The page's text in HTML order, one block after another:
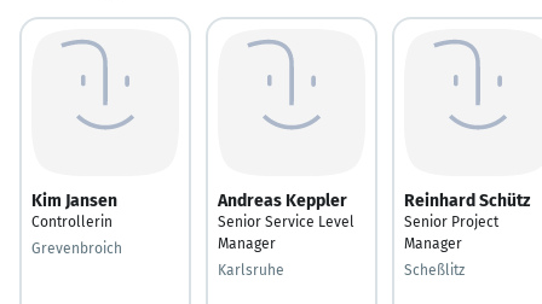
Kim Jansen
Controllerin
Grevenbroich
Andreas Keppler
Senior Service Level
Manager
Karlsruhe
Reinhard Schütz
Senior Project
Manager
Scheßlitz